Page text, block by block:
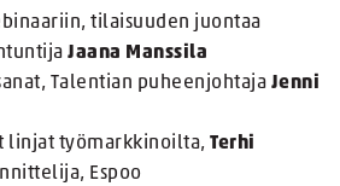
tilaisuuden juontaa
Jaana Manssila
Talentian puheenjohtaja Jenni
linjat työmarkkinoilta, Terhi
Espoo